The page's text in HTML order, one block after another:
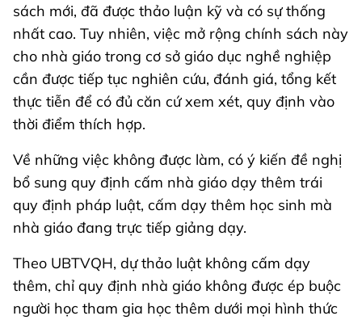
sách mới, đã được thảo luận kỹ và có sự thống
nhất cao. Tuy nhiên, việc mở rộng chính sách này
cho nhà giáo trong cơ sở giáo dục nghề nghiệp
cần được tiếp tục nghiên cứu, đánh giá, tổng kết
thực tiễn để có đủ căn cứ xem xét, quy định vào
thời điểm thích hợp.
Về những việc không được làm, có ý kiến đề nghị
bổ sung quy định cấm nhà giáo dạy thêm trái
quy định pháp luật, cấm dạy thêm học sinh mà
nhà giáo đang trực tiếp giảng dạy.
Theo UBTVQH, dự thảo luật không cấm dạy
thêm, chỉ quy định nhà giáo không được ép buộc
người học tham gia học thêm dưới mọi hình thức